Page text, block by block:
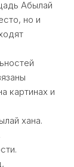
Абылай
но и
картинах и
хана.